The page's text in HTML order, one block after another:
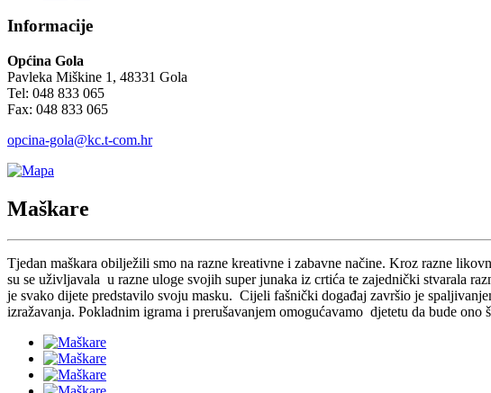
Informacije
Općina Gola
Pavleka Miškine 1, 48331 Gola
Tel: 048 833 065
Fax: 048 833 065
opcina-gola@kc.t-com.hr
Maškare
Tjedan maškara obilježili smo na razne kreativne i zabavne načine. Kroz razne
su se uživljavala u razne uloge svojih super junaka iz crtića te zajednički stvarala
je svako dijete predstavilo svoju masku. Cijeli fašnički događaj završio je
izražavanja. Pokladnim igrama i prerušavanjem omogućavamo djetetu da bude ono